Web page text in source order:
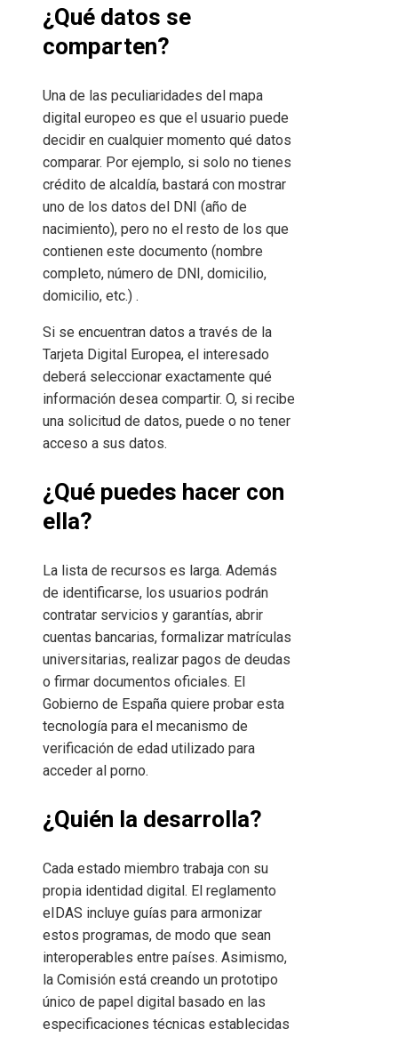
¿Qué datos se
comparten?
Una de las peculiaridades del mapa
digital europeo es que el usuario puede
decidir en cualquier momento qué datos
comparar. Por ejemplo, si solo no tienes
crédito de alcaldía, bastará con mostrar
uno de los datos del DNI (año de
nacimiento), pero no el resto de los que
contienen este documento (nombre
completo, número de DNI, domicilio,
domicilio, etc.) .
Si se encuentran datos a través de la
Tarjeta Digital Europea, el interesado
deberá seleccionar exactamente qué
información desea compartir. O, si recibe
una solicitud de datos, puede o no tener
acceso a sus datos.
¿Qué puedes hacer con
ella?
La lista de recursos es larga. Además
de identificarse, los usuarios podrán
contratar servicios y garantías, abrir
cuentas bancarias, formalizar matrículas
universitarias, realizar pagos de deudas
o firmar documentos oficiales. El
Gobierno de España quiere probar esta
tecnología para el mecanismo de
verificación de edad utilizado para
acceder al porno.
¿Quién la desarrolla?
Cada estado miembro trabaja con su
propia identidad digital. El reglamento
eIDAS incluye guías para armonizar
estos programas, de modo que sean
interoperables entre países. Asimismo,
la Comisión está creando un prototipo
único de papel digital basado en las
especificaciones técnicas establecidas